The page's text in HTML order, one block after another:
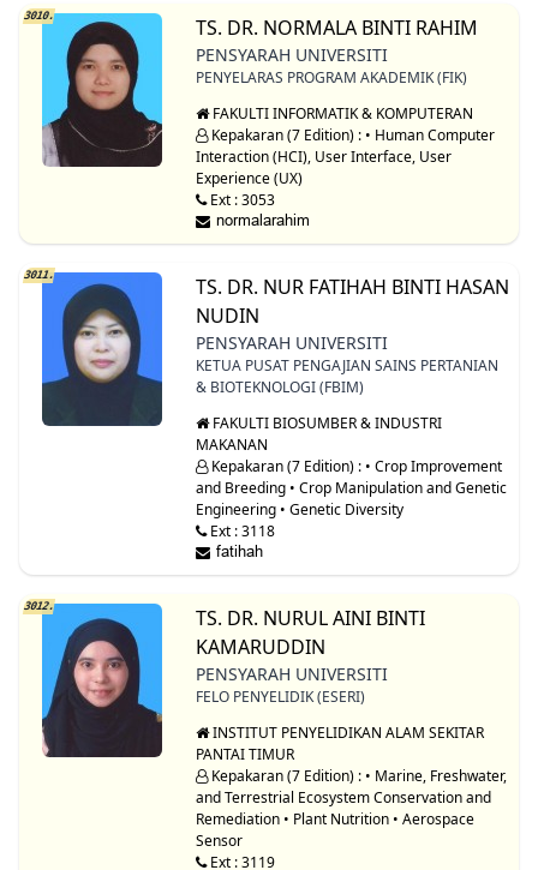
3010. TS. DR. NORMALA BINTI RAHIM
PENSYARAH UNIVERSITI
PENYELARAS PROGRAM AKADEMIK (FIK)
FAKULTI INFORMATIK & KOMPUTERAN
Kepakaran (7 Edition) : • Human Computer
Interaction (HCI), User Interface, User
Experience (UX)
Ext : 3053
3011.
TS. DR. NUR FATIHAH BINTI HASAN
NUDIN
PENSYARAH UNIVERSITI
KETUA PUSAT PENGAJIAN SAINS PERTANIAN
& BIOTEKNOLOGI (FBIM)
FAKULTI BIOSUMBER & INDUSTRI
MAKANAN
Kepakaran (7 Edition) : • Crop Improvement
and Breeding • Crop Manipulation and Genetic
Engineering • Genetic Diversity
Ext : 3118
3012.
TS. DR. NURUL AINI BINTI
KAMARUDDIN
PENSYARAH UNIVERSITI
FELO PENYELIDIK (ESERI)
INSTITUT PENYELIDIKAN ALAM SEKITAR
PANTAI TIMUR
Kepakaran (7 Edition) : • Marine, Freshwater,
and Terrestrial Ecosystem Conservation and
Remediation • Plant Nutrition • Aerospace
Sensor
Ext : 3119